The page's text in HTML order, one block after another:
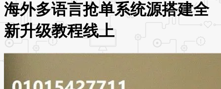
海外多语言抢单系统源搭建全
新升级教程线上